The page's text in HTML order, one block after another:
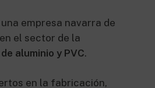
empresa navarra de
el sector de la
aluminio y PVC.
en la fabricación,